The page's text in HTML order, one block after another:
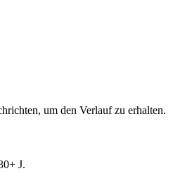
um den Verlauf zu erhalten.
J.